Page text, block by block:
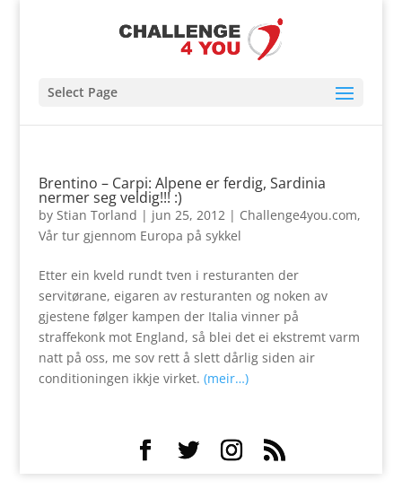
Select Page
Brentino – Carpi: Alpene er ferdig, Sardinia
nermer seg veldig!!! :)
by Stian Torland | jun 25, 2012| Challenge4you.com,
Vår tur gjennom Europa på sykkel
Etter ein kveld rundt tven i resturanten der
servitørane, eigaren av resturanten og noken av
gjestene følger kampen der Italia vinner på
straffekonk mot England, så blei det ei ekstremt varm
natt på oss, me sov rett å slett dårlig siden air
conditioningen ikkje virket. (meir…)